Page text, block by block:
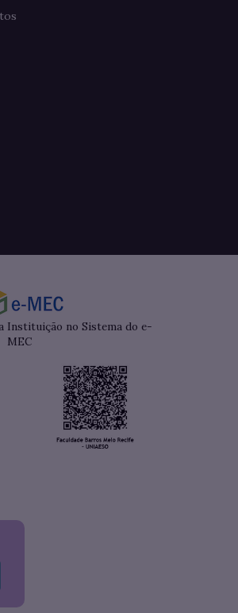
Instituição no Sistema do e-
MEC